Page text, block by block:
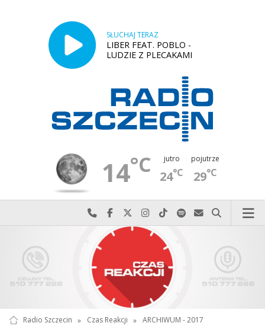
SŁUCHAJ TERAZ
LIBER FEAT. POBLO -
LUDZIE Z PLECAKAMI
14°C jutro
24°C
pojutrze
29°C
Najlepiej po prostu do nas zadzwoń
Odwiedź nas na Facebook-u
Odwiedź nas na X
Odwiedź nas na Instagram-ie
Odwiedź nas na TikTok-u
Szukaj nas na Spotify
Wyślij do nas
Szukaj
Radio Szczecin » Czas Reakcji » ARCHIWUM - 2017